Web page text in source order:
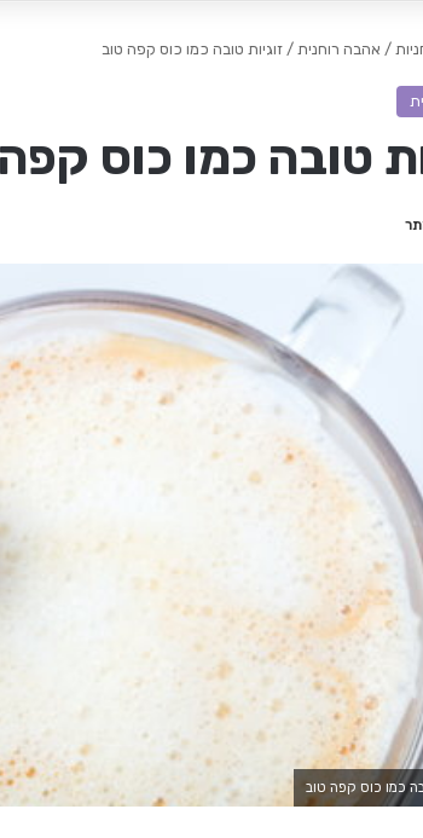
/ אהבה רוחנית / זוגיות טובה כמו כוס קפה טוב
טובה כמו כוס
כמו כוס קפה טוב